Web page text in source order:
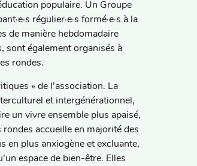
populaire. Un Groupe
régulier·e·s formé·e·s à la
de manière hebdomadaire
sont également organisés à
rondes.
» de l’association. La
et intergénérationnel,
un vivre ensemble plus apaisé,
rondes accueille en majorité des
en plus anxiogène et excluante,
espace de bien-être. Elles